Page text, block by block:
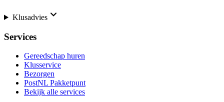
Klusadvies
Services
Gereedschap huren
Klusservice
Bezorgen
PostNL Pakketpunt
Bekijk alle services